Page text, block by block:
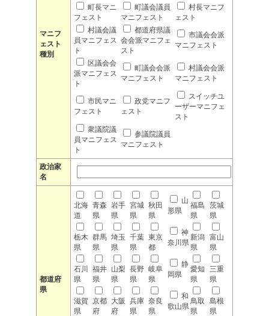
マニフ
ェスト
種別
町長マニ
フェスト
町議会議員
マニフェスト
村長マニフ
ェスト
村議会議
員マニフェス
ト
都道府県議
会会派マニフェ
スト
市議会会派
マニフェスト
区議会会
派マニフェス
ト
町議会会派
マニフェスト
村議会会派
マニフェスト
市民マニ
フェスト
政党マニフ
ェスト
スイッチユ
ーザーマニフェ
スト
衆議院議
員マニフェス
ト
参議院議員
マニフェスト
政治家
名
都道府
県
北海
道
青森
県
岩手
県
宮城
県
秋田
県
山
形県
福島
県
茨城
県
栃木
県
群馬
県
埼玉
県
千葉
県
東京
都
神
奈川県
新潟
県
富山
県
石川
県
福井
県
山梨
県
長野
県
岐阜
県
静
岡県
愛知
県
三重
県
滋賀
県
京都
府
大阪
府
兵庫
県
奈良
県
和
歌山県
鳥取
県
島根
県